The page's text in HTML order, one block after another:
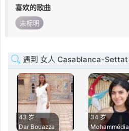
喜欢的歌曲
未标明
遇到 女人 Casablanca-Settat
43 岁
Dar Bouazza
34 岁
Mohammédia